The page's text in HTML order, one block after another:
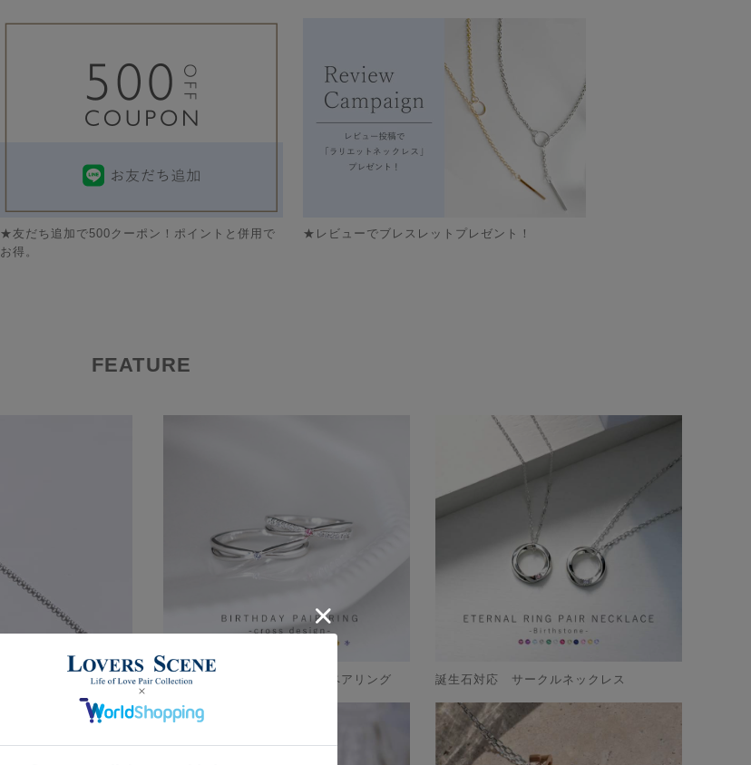
★友だち追加で500クーポン！ポイントと併用で
お得。
★レビューでブレスレットプレゼント！
FEATURE
【ドラマ着用】誕生石対応 ペアリング 誕生石対応 サークルネックレス